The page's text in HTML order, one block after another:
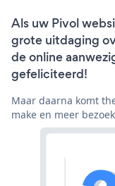
Als uw Pivol
grote uitdaging
de online
gefeliciteerd!
Maar daarna komt
make en meer